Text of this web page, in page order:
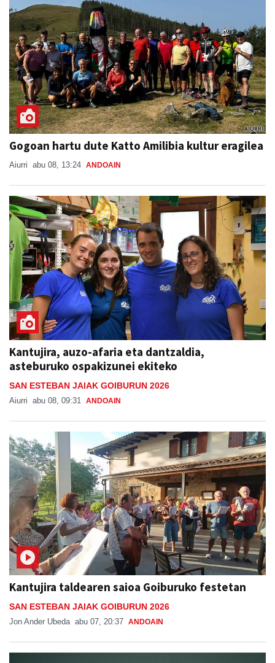
Gogoan hartu dute Katto Amilibia kultur eragilea
Aiurri abu 08, 13:24 ANDOAIN
Kantujira, auzo-afaria eta dantzaldia,
asteburuko ospakizunei ekiteko
SAN ESTEBAN JAIAK GOIBURUN 2026
Aiurri abu 08, 09:31 ANDOAIN
Kantujira taldearen saioa Goiburuko festetan
SAN ESTEBAN JAIAK GOIBURUN 2026
Jon Ander Ubeda abu 07, 20:37 ANDOAIN